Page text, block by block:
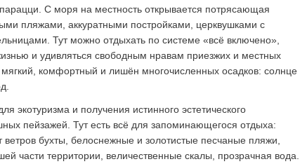
С моря на местность открывается потрясающая
пляжами, аккуратными постройками, церквушками с
Тут можно отдыхать по системе «всё включено»,
и удивляться свободным нравам приезжих и местных
комфортный и лишён многочисленных осадков: солнце
экотуризма и получения истинного эстетического
пейзажей. Тут есть всё для запоминающегося отдыха:
бухты, белоснежные и золотистые песчаные пляжи,
части территории, величественные скалы, прозрачная вода.